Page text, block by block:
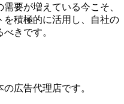
要が増えている今こそ、
を積極的に活用し、自社の
きです。
広告代理店です。